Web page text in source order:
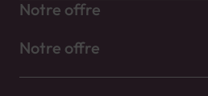
Notre offre
Notre offre